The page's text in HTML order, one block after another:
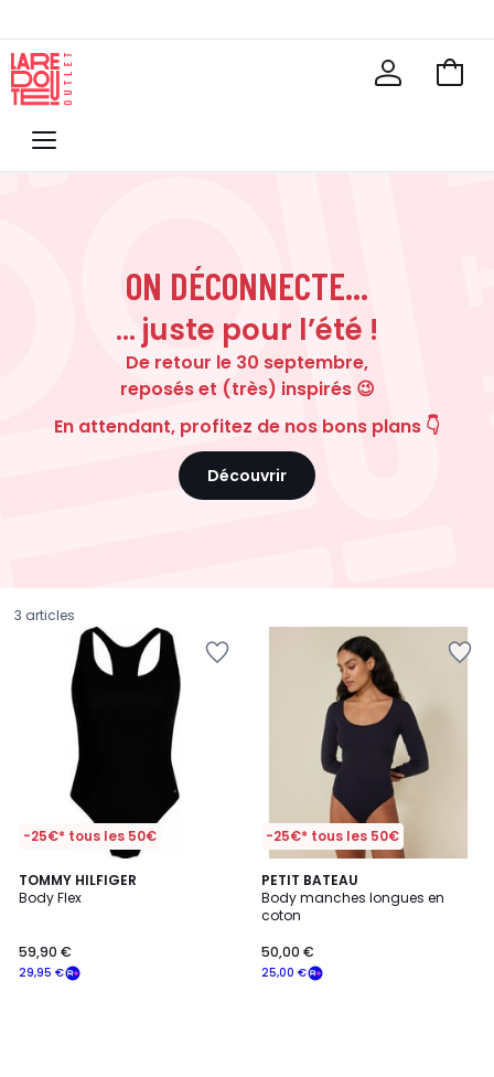
Menu
Redoute
Voir
ON DÉCONNECTE...
… juste pour l’été !
De retour le 30 septembre,
reposés et (très) inspirés 😉
En attendant, profitez de nos bons plans 👇
Découvrir
3 articles
-25€* tous les 50€
TOMMY HILFIGER
Body Flex
€
souscrivez
29,95 €
59,90 €
-25€* tous les 50€
PETIT BATEAU
Body manches longues en
coton
25,00 €
50,00 €